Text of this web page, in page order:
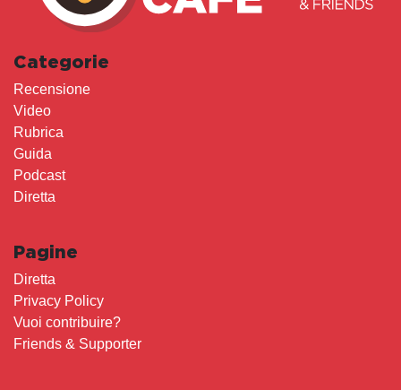
Categorie
Recensione
Video
Rubrica
Guida
Podcast
Diretta
Pagine
Diretta
Privacy Policy
Vuoi contribuire?
Friends & Supporter